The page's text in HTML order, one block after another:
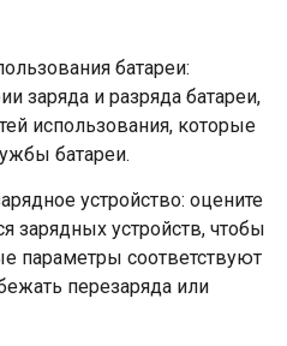
батареи:
заряда и разряда батареи,
использования, которые
батареи.
устройство: оцените
зарядных устройств, чтобы
параметры соответствуют
перезаряда или